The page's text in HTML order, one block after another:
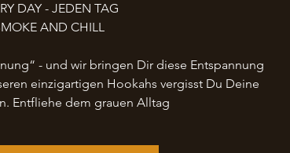
DAY - JEDEN TAG
AND CHILL
- und wir bringen Dir diese Entspannung
einzigartigen Hookahs vergisst Du Deine
Entfliehe dem grauen Alltag